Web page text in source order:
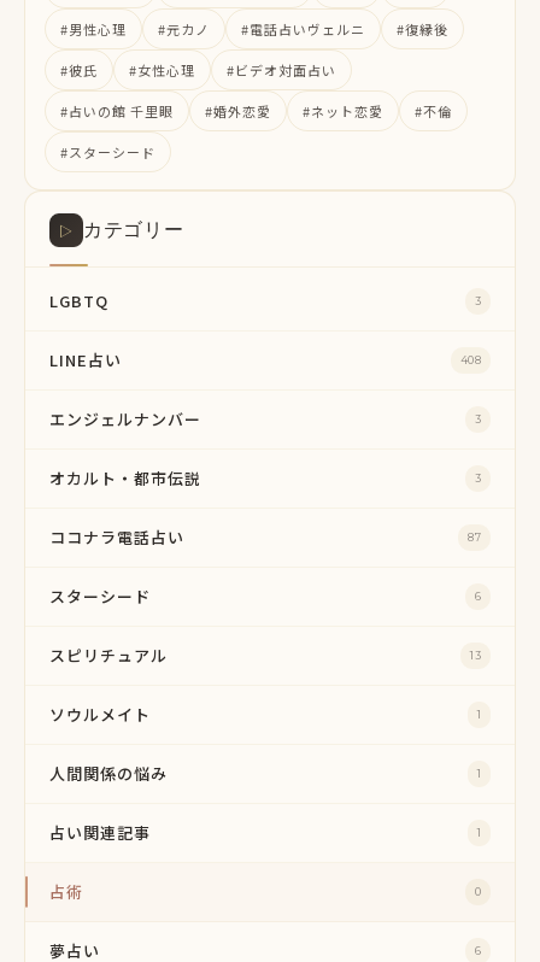
#男性心理 #元カノ #電話占いヴェルニ #復縁後
#彼氏 #女性心理 #ビデオ対面占い
#占いの館 千里眼 #婚外恋愛 #ネット恋愛 #不倫
#スターシード
▷ カテゴリー
LGBTQ 3
LINE占い 408
エンジェルナンバー 3
オカルト・都市伝説 3
ココナラ電話占い 87
スターシード 6
スピリチュアル 13
ソウルメイト 1
人間関係の悩み 1
占い関連記事 1
占術 0
夢占い 6